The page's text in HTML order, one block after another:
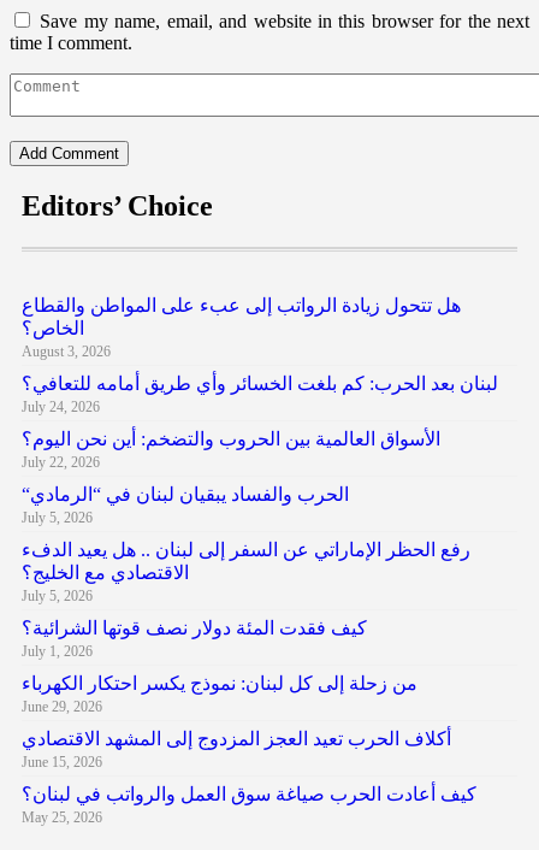
Save my name, email, and website in this browser for the next
time I comment.
Editors’ Choice
هل تتحول زيادة الرواتب إلى عبء على المواطن والقطاع
الخاص؟
August 3, 2026
لبنان بعد الحرب: كم بلغت الخسائر وأي طريق أمامه للتعافي؟
July 24, 2026
الأسواق العالمية بين الحروب والتضخم: أين نحن اليوم؟
July 22, 2026
“الحرب والفساد يبقيان لبنان في “الرمادي
July 5, 2026
رفع الحظر الإماراتي عن السفر إلى لبنان .. هل يعيد الدفء
الاقتصادي مع الخليج؟
July 5, 2026
كيف فقدت المئة دولار نصف قوتها الشرائية؟
July 1, 2026
من زحلة إلى كل لبنان: نموذج يكسر احتكار الكهرباء
June 29, 2026
أكلاف الحرب تعيد العجز المزدوج إلى المشهد الاقتصادي
June 15, 2026
كيف أعادت الحرب صياغة سوق العمل والرواتب في لبنان؟
May 25, 2026